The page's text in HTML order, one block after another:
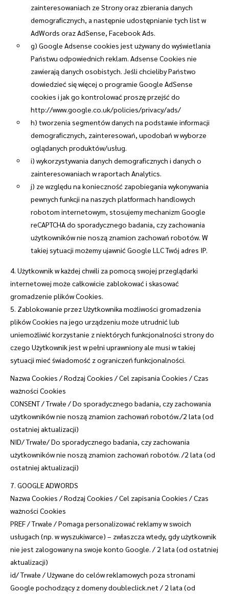
zainteresowaniach ze Strony oraz zbierania danych
demograficznych, a następnie udostępnianie tych list w
AdWords oraz AdSense, Facebook Ads.
g) Google Adsense cookies jest używany do wyświetlania
Państwu odpowiednich reklam. Adsense Cookies nie
zawierają danych osobistych. Jeśli chcieliby Państwo
dowiedzieć się więcej o programie Google AdSense
cookies i jak go kontrolować proszę przejść do
http://www.google.co.uk/policies/privacy/ads/
h) tworzenia segmentów danych na podstawie informacji
demograficznych, zainteresowań, upodobań w wyborze
oglądanych produktów/usług.
i) wykorzystywania danych demograficznych i danych o
zainteresowaniach w raportach Analytics.
j) ze względu na konieczność zapobiegania wykonywania
pewnych funkcji na naszych platformach handlowych
robotom internetowym, stosujemy mechanizm Google
reCAPTCHA do sporadycznego badania, czy zachowania
użytkowników nie noszą znamion zachowań robotów. W
takiej sytuacji możemy ujawnić Google LLC Twój adres IP.
4. Użytkownik w każdej chwili za pomocą swojej przeglądarki
internetowej może całkowicie zablokować i skasować
gromadzenie plików Cookies.
5. Zablokowanie przez Użytkownika możliwości gromadzenia
plików Cookies na jego urządzeniu może utrudnić lub
uniemożliwić korzystanie z niektórych funkcjonalności strony do
czego Użytkownik jest w pełni uprawniony ale musi w takiej
sytuacji mieć świadomość z ograniczeń funkcjonalności.
Nazwa Cookies / Rodzaj Cookies / Cel zapisania Cookies / Czas
ważności Cookies
CONSENT / Trwałe / Do sporadycznego badania, czy zachowania
użytkowników nie noszą znamion zachowań robotów./2 lata (od
ostatniej aktualizacji)
NID/ Trwałe/ Do sporadycznego badania, czy zachowania
użytkowników nie noszą znamion zachowań robotów. /2 lata (od
ostatniej aktualizacji)
7. GOOGLE ADWORDS
Nazwa Cookies / Rodzaj Cookies / Cel zapisania Cookies / Czas
ważności Cookies
PREF / Trwałe / Pomaga personalizować reklamy w swoich
usługach (np. w wyszukiwarce) – zwłaszcza wtedy, gdy użytkownik
nie jest zalogowany na swoje konto Google. / 2 lata (od ostatniej
aktualizacji)
id/ Trwałe / Używane do celów reklamowych poza stronami
Google pochodzący z domeny doubleclick.net / 2 lata (od